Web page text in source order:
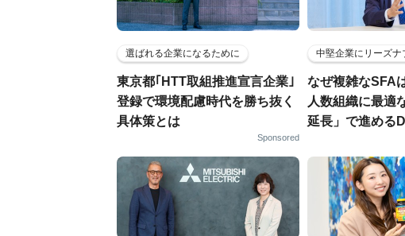
選ばれる企業になるために
東京都｢HTT取組推進宣言企業｣
登録で環境配慮時代を勝ち抜く
具体策とは
Sponsored
中堅企業にリーズナ
なぜ複雑なSFA
人数組織に最適
延長」で進める